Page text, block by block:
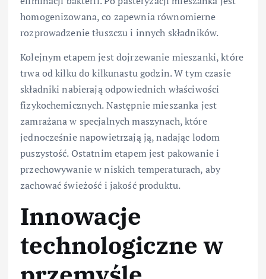
homogenizowana, co zapewnia równomierne
rozprowadzenie tłuszczu i innych składników.
Kolejnym etapem jest dojrzewanie mieszanki, które
trwa od kilku do kilkunastu godzin. W tym czasie
składniki nabierają odpowiednich właściwości
fizykochemicznych. Następnie mieszanka jest
zamrażana w specjalnych maszynach, które
jednocześnie napowietrzają ją, nadając lodom
puszystość. Ostatnim etapem jest pakowanie i
przechowywanie w niskich temperaturach, aby
zachować świeżość i jakość produktu.
Innowacje
technologiczne w